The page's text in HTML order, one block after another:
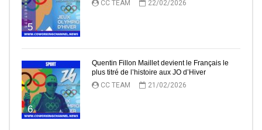
5
CC TEAM
22/02/2026
6
Quentin Fillon Maillet devient le Français le
plus titré de l’histoire aux JO d’Hiver
CC TEAM
21/02/2026